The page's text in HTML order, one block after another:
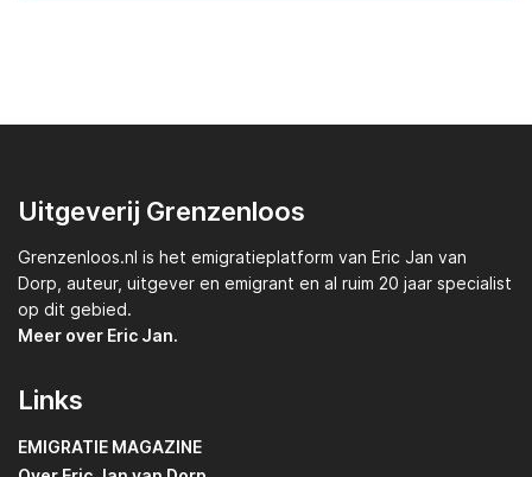
Uitgeverij Grenzenloos
Grenzenloos.nl is het emigratieplatform van Eric Jan van
Dorp, auteur, uitgever en emigrant en al ruim 20 jaar specialist
op dit gebied.
Meer over Eric Jan.
Links
EMIGRATIE MAGAZINE